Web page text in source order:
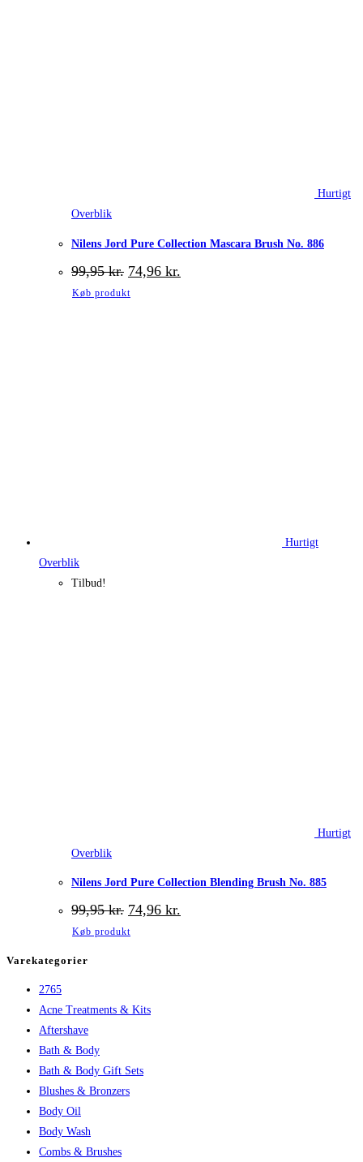
Hurtigt
Overblik
Nilens Jord Pure Collection Mascara Brush No. 886
99,95kr. Den
oprindelige
pris
74,96 kr.
aktuelle
Køb produkt
Hurtigt
Overblik
Tilbud!
Hurtigt
Overblik
Nilens Jord Pure Collection Blending Brush No. 885
99,95kr. Den
oprindelige
pris
74,96 kr.
aktuelle
Køb produkt
Varekategorier
2765
Acne Treatments & Kits
Aftershave
Bath & Body
Bath & Body Gift Sets
Blushes & Bronzers
Body Oil
Body Wash
Combs & Brushes